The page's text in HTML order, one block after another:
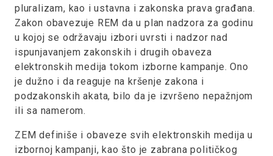
pluralizam, kao i ustavna i zakonska prava građana.
Zakon obavezuje REM da u plan nadzora za godinu
u kojoj se održavaju izbori uvrsti i nadzor nad
ispunjavanjem zakonskih i drugih obaveza
elektronskih medija tokom izborne kampanje. Ono
je dužno i da reaguje na kršenje zakona i
podzakonskih akata, bilo da je izvršeno nepažnjom
ili sa namerom.
ZEM definiše i obaveze svih elektronskih medija u
izbornoj kampanji, kao što je zabrana političkog